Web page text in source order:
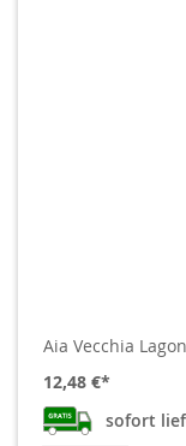
Aia Vecchia
12,48 €
sofort